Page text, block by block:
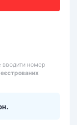
вводити номер